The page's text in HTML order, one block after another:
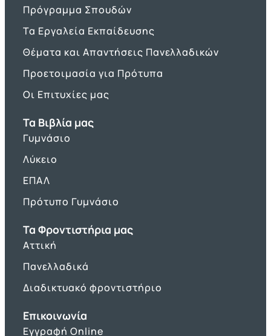
Πρόγραμμα Σπουδών
Τα Εργαλεία Εκπαίδευσης
Θέματα και Απαντήσεις Πανελλαδικών
Προετοιμασία για Πρότυπα
Οι Επιτυχίες μας
Τα Βιβλία μας
Γυμνάσιο
Λύκειο
ΕΠΑΛ
Πρότυπο Γυμνάσιο
Τα Φροντιστήρια μας
Αττική
Πανελλαδικά
Διαδικτυακό φροντιστήριο
Επικοινωνία
Εγγραφή Online